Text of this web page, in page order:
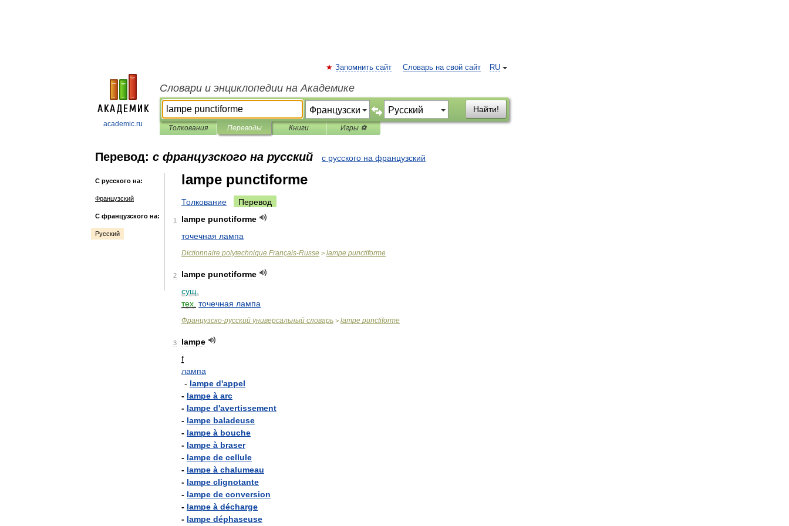
academic.ru
RU
Запомнить сайт Словарь на свой сайт
Словари и энциклопедии на Академике
Найти!
Толкования Переводы Книги Игры ⚽
Перевод: с французского на русский с русского на французский
С русского на:
Французский
С французского на:
Русский
lampe punctiforme
Толкование Перевод
1 lampe punctiforme
точечная лампа
Dictionnaire polytechnique Français-Russe > lampe punctiforme
2 lampe punctiforme
сущ
тех точечная лампа
Французско-русский универсальный словарь > lampe punctiforme
3
lampe
f
лампа
- lampe d'appel
- lampe à arc
- lampe d'avertissement
- lampe baladeuse
- lampe à bouche
- lampe à braser
- lampe de cellule
- lampe à chalumeau
- lampe clignotante
- lampe de conversion
- lampe à décharge
- lampe déphaseuse